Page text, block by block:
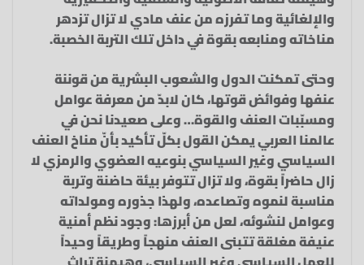
والإلغائية وما تفرزه من عنف مادي لا تزال تزدهر
مناخاته ومنابعه بقوة في داخل تلك التربة الخصبة.
وحتى تمكنت الدول والشعوب البشرية من قوننة
عنفها وفوائض قوتها، كان لابدّ من معرفة عوامل
ومسبّبات العنف والقوة… وعلى صعيدنا نحن في
عالمنا العربي يمكن القول بكلّ تأكيد بأنّ مناخ العنف
السياسي وغير السياسي بنوعيه العضوي والرمزي لا
زال حاضراً بقوة، ولا تزال تتوفر بيئة حاضنة وتربة
مناسبة لنموه وتصاعده، ولهذا جذوره ومولداته
وعوامل لنشوئه، لعل من أبرزها: وجود نظم أمنية
عنيفة مغلقة تتبنى العنف منهجاً وطريقاً وحيداً